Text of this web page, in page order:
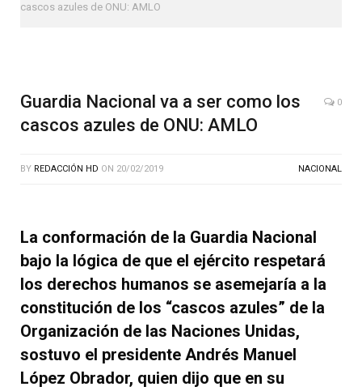
cascos azules de ONU: AMLO
Guardia Nacional va a ser como los
cascos azules de ONU: AMLO
0
BY REDACCIÓN HD ON 20/02/2019 NACIONAL
La conformación de la Guardia Nacional
bajo la lógica de que el ejército respetará
los derechos humanos se asemejaría a la
constitución de los “cascos azules” de la
Organización de las Naciones Unidas,
sostuvo el presidente Andrés Manuel
López Obrador, quien dijo que en su